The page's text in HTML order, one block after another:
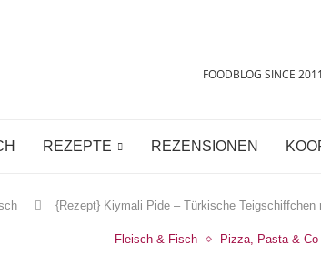
FOODBLOG SINCE
REZEPTE REZENSIONEN
{Rezept} Kiymali Pide – Türkische
Fleisch & Fisch Pizza, Pasta & Co